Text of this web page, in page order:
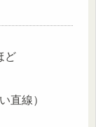
ど
直線）